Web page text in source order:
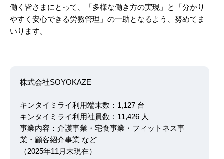
働く皆さまにとって、「多様な働き方の実現」と「分かり
やすく安心できる労務管理」の一助となるよう、努めてま
いります。
株式会社SOYOKAZE
キンタイミライ利用端末数：1,127 台
キンタイミライ利用社員数：11,426 人
事業内容：介護事業・宅食事業・フィットネス事
業・顧客紹介事業 など
（2025年11月末現在）